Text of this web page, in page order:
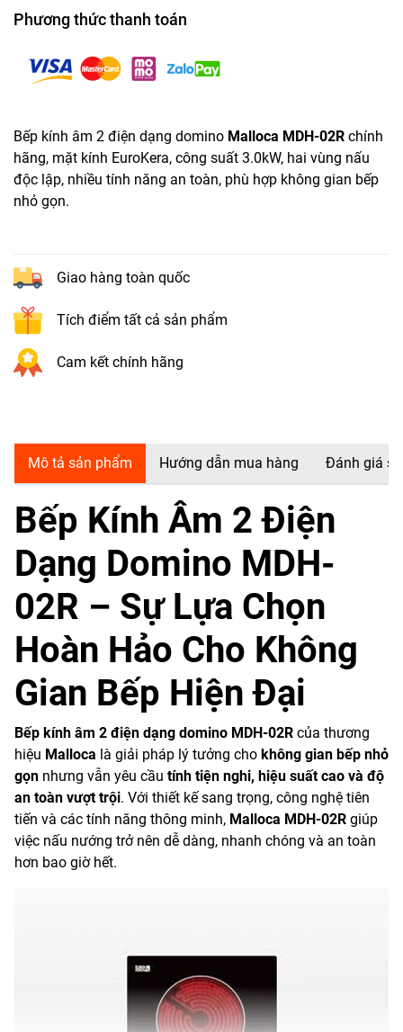
Phương thức thanh toán
Bếp kính âm 2 điện dạng domino Malloca MDH-02R chính
hãng, mặt kính EuroKera, công suất 3.0kW, hai vùng nấu
độc lập, nhiều tính năng an toàn, phù hợp không gian bếp
nhỏ gọn.
Giao hàng toàn quốc
Tích điểm tất cả sản phẩm
Cam kết chính hãng
Mô tả sản phẩm Hướng dẫn mua hàng Đánh giá
Bếp Kính Âm 2 Điện
Dạng Domino MDH-
02R – Sự Lựa Chọn
Hoàn Hảo Cho Không
Gian Bếp Hiện Đại
Bếp kính âm 2 điện dạng domino MDH-02R của thương
hiệu Malloca là giải pháp lý tưởng cho không gian bếp nhỏ
gọn nhưng vẫn yêu cầu tính tiện nghi, hiệu suất cao và độ
an toàn vượt trội. Với thiết kế sang trọng, công nghệ tiên
tiến và các tính năng thông minh, Malloca MDH-02R giúp
việc nấu nướng trở nên dễ dàng, nhanh chóng và an toàn
hơn bao giờ hết.